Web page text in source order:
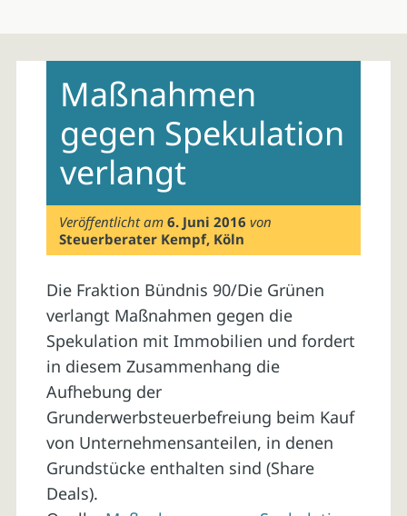
contentMaßnahmen
gegen Spekulation
verlangt
Veröffentlicht am6. Juni 2016 von
Steuerberater Kempf, Köln
Die Fraktion Bündnis 90/Die Grünen
verlangt Maßnahmen gegen die
Spekulation mit Immobilien und fordert
in diesem Zusammenhang die
Aufhebung der
Grunderwerbsteuerbefreiung beim Kauf
von Unternehmensanteilen, in denen
Grundstücke enthalten sind (Share
Deals).